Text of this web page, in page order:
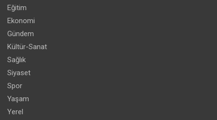
Eğitim
Ekonomi
Gündem
Kültür-Sanat
Sağlık
Siyaset
Spor
Yaşam
Yerel